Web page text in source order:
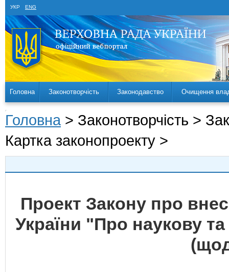
УКР ENG
Головна Законотворчість Законодавство Очищення
Головна > Законотворчість >
Картка законопроекту >
Проект Закону про
України "Про наукову